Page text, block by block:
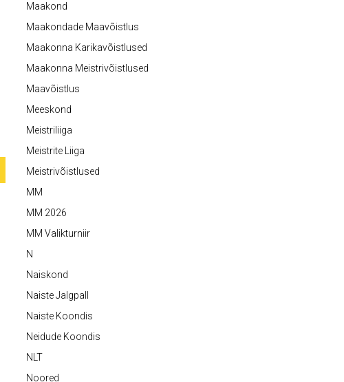
Maakond
Maakondade Maavõistlus
Maakonna Karikavõistlused
Maakonna Meistrivõistlused
Maavõistlus
Meeskond
Meistriliiga
Meistrite Liiga
Meistrivõistlused
MM
MM 2026
MM Valikturniir
N
Naiskond
Naiste Jalgpall
Naiste Koondis
Neidude Koondis
NLT
Noored